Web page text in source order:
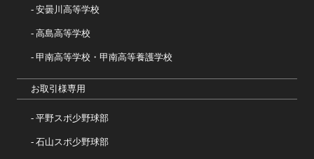
安曇川高等学校
高島高等学校
甲南高等学校・甲南高等養護学校
お取引様専用
平野スポ少野球部
石山スポ少野球部